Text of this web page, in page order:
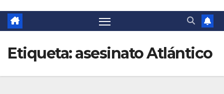
Etiqueta:asesinato Atlántico